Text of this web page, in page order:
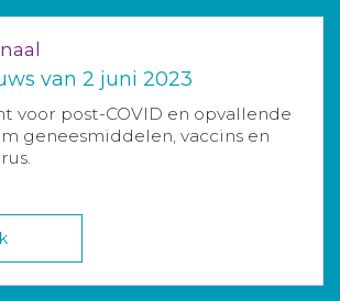
van 2 juni 2023
voor post-COVID en opvallende
geneesmiddelen, vaccins en